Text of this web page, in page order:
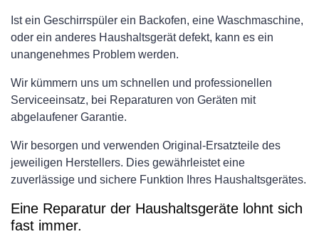
Ist ein Geschirrspüler ein Backofen, eine Waschmaschine,
oder ein anderes Haushaltsgerät defekt, kann es ein
unangenehmes Problem werden.
Wir kümmern uns um schnellen und professionellen
Serviceeinsatz, bei Reparaturen von Geräten mit
abgelaufener Garantie.
Wir besorgen und verwenden Original-Ersatzteile des
jeweiligen Herstellers. Dies gewährleistet eine
zuverlässige und sichere Funktion Ihres Haushaltsgerätes.
Eine Reparatur der Haushaltsgeräte lohnt sich
fast immer.